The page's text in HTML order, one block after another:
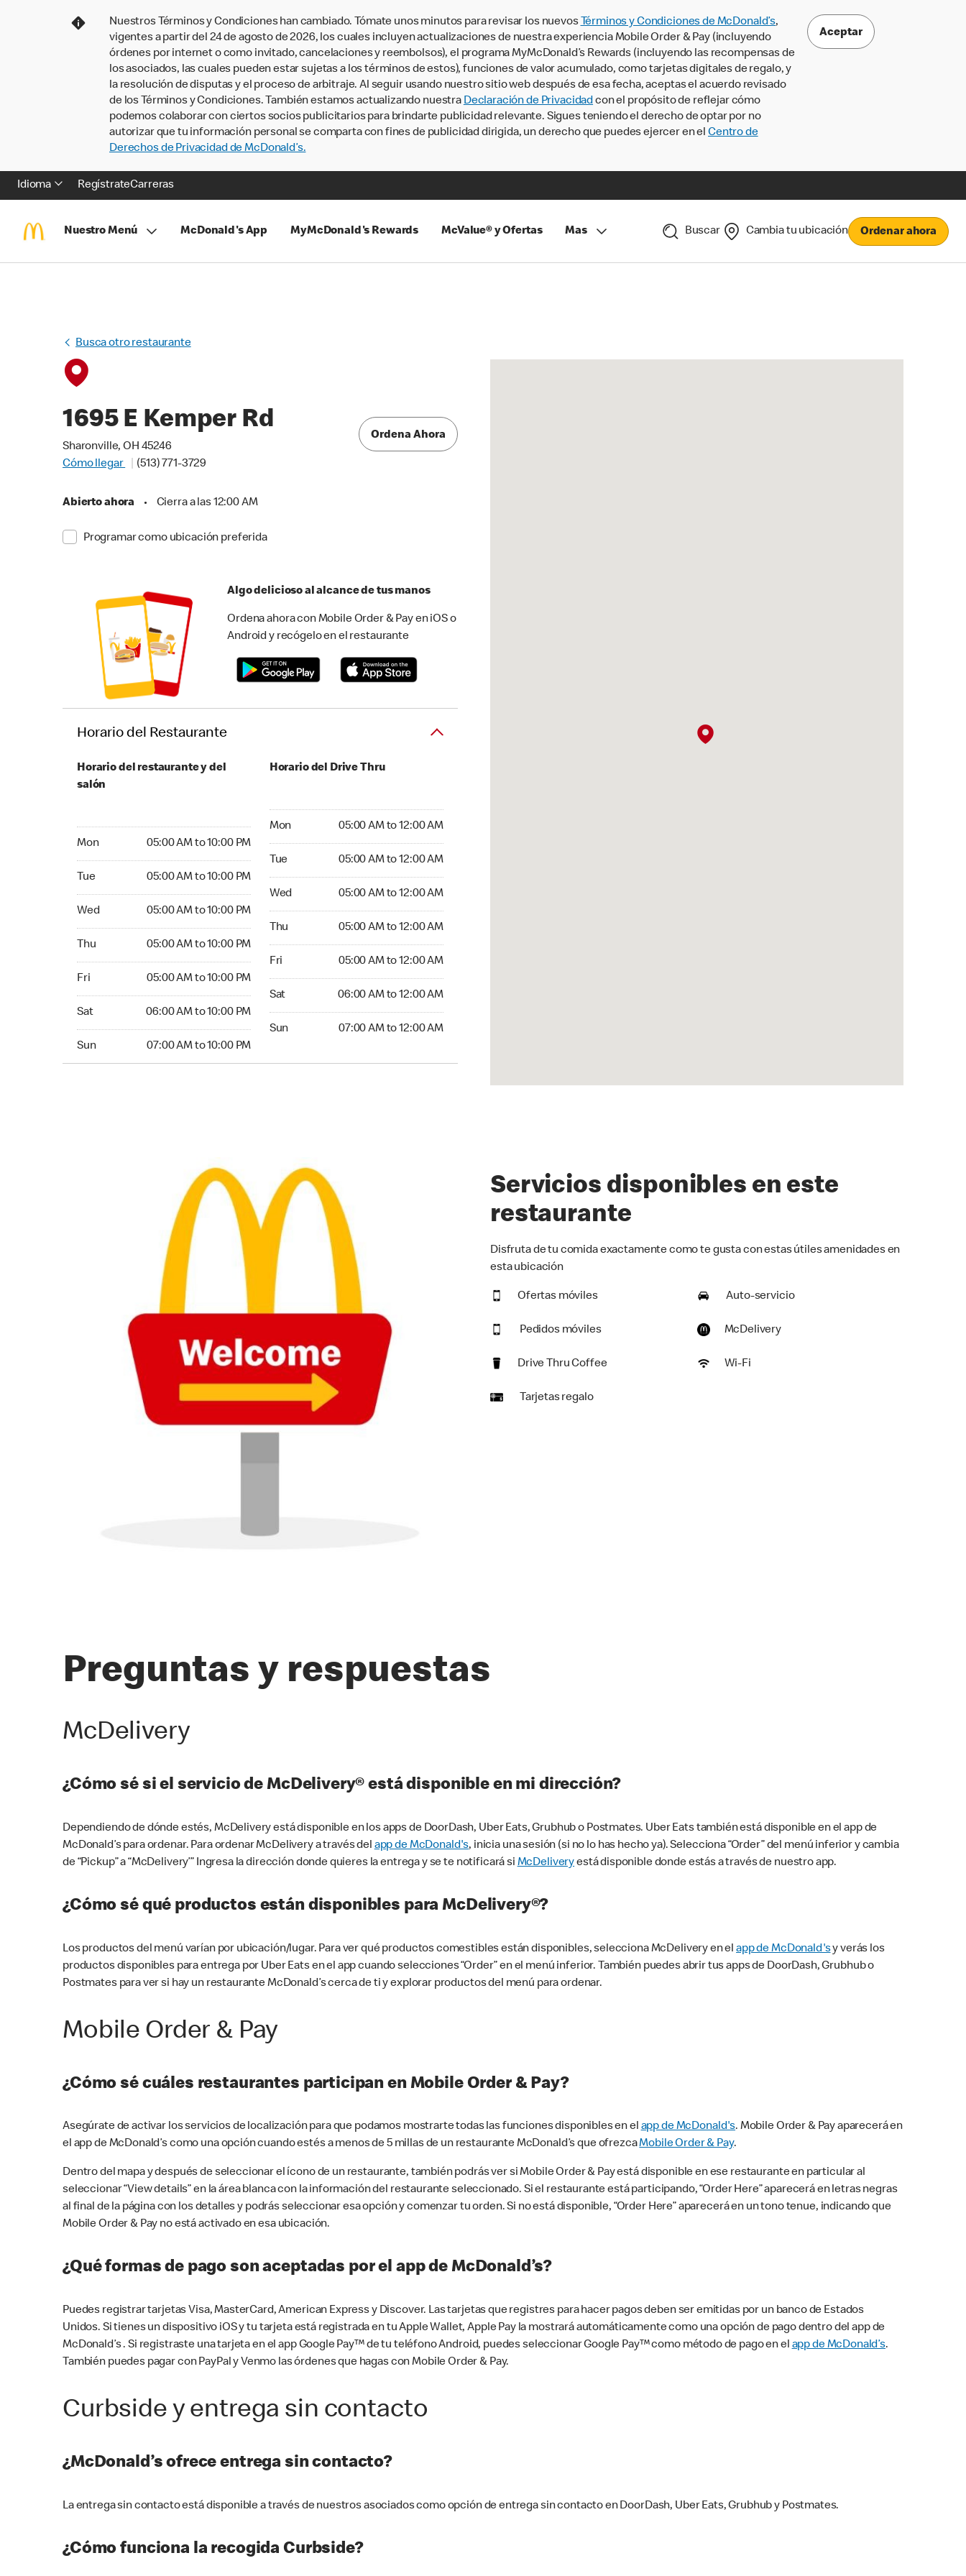
Nuestros Términos y Condiciones han cambiado. Tómate unos minutos para revisar los nuevos Términos y Condiciones de McDonald’s,
vigentes a partir del 24 de agosto de 2026, los cuales incluyen actualizaciones de nuestra experiencia Mobile Order & Pay (incluyendo
órdenes por internet o como invitado, cancelaciones y reembolsos), el programa MyMcDonald’s Rewards (incluyendo las recompensas de
los asociados, las cuales pueden estar sujetas a los términos de estos), funciones de valor acumulado, como tarjetas digitales de regalo, y
la resolución de disputas y el proceso de arbitraje. Al seguir usando nuestro sitio web después de esa fecha, aceptas el acuerdo revisado
de los Términos y Condiciones. También estamos actualizando nuestra Declaración de Privacidadcon el propósito de reflejar cómo
podemos colaborar con ciertos socios publicitarios para brindarte publicidad relevante. Sigues teniendo el derecho de optar por no
autorizar que tu información personal se comparta con fines de publicidad dirigida, un derecho que puedes ejercer en el Centro de
Derechos de Privacidad de McDonald’s.
Aceptar
Idioma RegístrateCarreras
Nuestro Menú McDonald's App MyMcDonald's Rewards McValue® y Ofertas Mas Buscar Cambia tu ubicación Ordenar ahora
Busca otro restaurante
1695 E Kemper Rd
Sharonville, OH 45246
Cómo llegar
(513) 771-3729
Abierto ahora • Cierra a las 12:00 AM
Programar como ubicación preferida
Ordena Ahora
Algo delicioso al alcance de tus manos
Ordena ahora con Mobile Order & Pay en iOS o
Android y recógelo en el restaurante
Horario del Restaurante
Horario del restaurante y del
salón
Mon 05:00 AM to 10:00 PM
Tue 05:00 AM to 10:00 PM
Wed 05:00 AM to 10:00 PM
Thu 05:00 AM to 10:00 PM
Fri 05:00 AM to 10:00 PM
Sat 06:00 AM to 10:00 PM
Sun 07:00 AM to 10:00 PM
Horario del Drive Thru
Mon 05:00 AM to 12:00 AM
Tue 05:00 AM to 12:00 AM
Wed 05:00 AM to 12:00 AM
Thu 05:00 AM to 12:00 AM
Fri 05:00 AM to 12:00 AM
Sat 06:00 AM to 12:00 AM
Sun 07:00 AM to 12:00 AM
Servicios disponibles en este
restaurante
Disfruta de tu comida exactamente como te gusta con estas útiles amenidades en
esta ubicación
Ofertas móviles Auto-servicio
Pedidos móviles McDelivery
Drive Thru Coffee Wi-Fi
Tarjetas regalo
Preguntas y respuestas
McDelivery
¿Cómo sé si el servicio de McDelivery® está disponible en mi dirección?
Dependiendo de dónde estés, McDelivery está disponible en los apps de DoorDash, Uber Eats, Grubhub o Postmates. Uber Eats también está disponible en el app de
McDonald’s para ordenar. Para ordenar McDelivery a través del app de McDonald's, inicia una sesión (si no lo has hecho ya). Selecciona “Order” del menú inferior y cambia
de “Pickup” a “McDelivery’” Ingresa la dirección donde quieres la entrega y se te notificará si McDeliveryestá disponible donde estás a través de nuestro app.
¿Cómo sé qué productos están disponibles para McDelivery®?
Los productos del menú varían por ubicación/lugar. Para ver qué productos comestibles están disponibles, selecciona McDelivery en elapp de McDonald'sy verás los
productos disponibles para entrega por Uber Eats en el app cuando selecciones “Order” en el menú inferior. También puedes abrir tus apps de DoorDash, Grubhub o
Postmates para ver si hay un restaurante McDonald’s cerca de ti y explorar productos del menú para ordenar.
Mobile Order & Pay
¿Cómo sé cuáles restaurantes participan en Mobile Order & Pay?
Asegúrate de activar los servicios de localización para que podamos mostrarte todas las funciones disponibles en elapp de McDonald's. Mobile Order & Pay aparecerá en
el app de McDonald’s como una opción cuando estés a menos de 5 millas de un restaurante McDonald’s que ofrezcaMobile Order & Pay.
Dentro del mapa y después de seleccionar el ícono de un restaurante, también podrás ver si Mobile Order & Pay está disponible en ese restaurante en particular al
seleccionar “View details” en la área blanca con la información del restaurante seleccionado. Si el restaurante está participando, “Order Here” aparecerá en letras negras
al final de la página con los detalles y podrás seleccionar esa opción y comenzar tu orden. Si no está disponible, “Order Here” aparecerá en un tono tenue, indicando que
Mobile Order & Pay no está activado en esa ubicación.
¿Qué formas de pago son aceptadas por el app de McDonald’s?
Puedes registrar tarjetas Visa, MasterCard, American Express y Discover. Las tarjetas que registres para hacer pagos deben ser emitidas por un banco de Estados
Unidos. Si tienes un dispositivo iOS y tu tarjeta está registrada en tu Apple Wallet, Apple Pay la mostrará automáticamente como una opción de pago dentro del app de
McDonald’s . Si registraste una tarjeta en el app Google Pay™ de tu teléfono Android, puedes seleccionar Google Pay™ como método de pago en elapp de McDonald’s.
También puedes pagar con PayPal y Venmo las órdenes que hagas con Mobile Order & Pay.
Curbside y entrega sin contacto
¿McDonald’s ofrece entrega sin contacto?
La entrega sin contacto está disponible a través de nuestros asociados como opción de entrega sin contacto en DoorDash, Uber Eats, Grubhub y Postmates.
¿Cómo funciona la recogida Curbside?